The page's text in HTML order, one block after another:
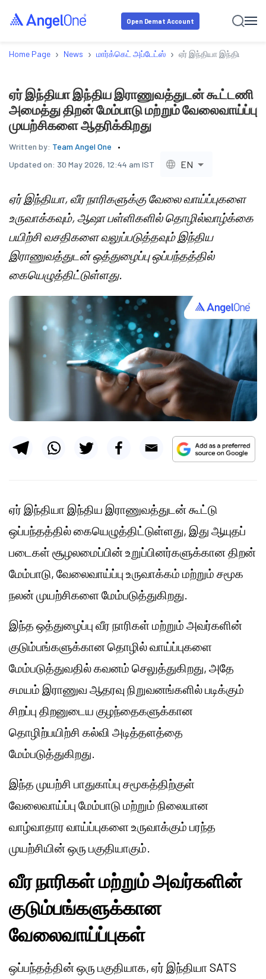
Open Demat Account
Home Page › News › மார்க்கெட் அப்டேட்ஸ் › ஏர் இந்தியா இந்திய
ஏர் இந்தியா இந்திய இராணுவத்துடன் கூட்டணி
அமைத்து திறன் மேம்பாடு மற்றும் வேலைவாய்ப்பு
முயற்சிகளை ஆதரிக்கிறது
Written by: Team Angel One
Updated on: 30 May 2026, 12:44 am IST EN
ஏர் இந்தியா, வீர நாரிகளுக்கு வேலை வாய்ப்புகளை
உருவாக்கவும், ஆஷா பள்ளிகளில் தொழில்வாழ்க்கை
பயிற்சி வசதிகளை வலுப்படுத்தவும் இந்திய
இராணுவத்துடன் ஒத்துழைப்பு ஒப்பந்தத்தில்
கையெழுத்திட்டுள்ளது.
ஏர் இந்தியா இந்திய இராணுவத்துடன் கூட்டு
ஒப்பந்தத்தில் கையெழுத்திட்டுள்ளது, இது ஆயுதப்
படைகள் சூழலமைப்பின் உறுப்பினர்களுக்கான திறன்
மேம்பாடு, வேலைவாய்ப்பு உருவாக்கம் மற்றும் சமூக
நலன் முயற்சிகளை மேம்படுத்துகிறது.
இந்த ஒத்துழைப்பு வீர நாரிகள் மற்றும் அவர்களின்
குடும்பங்களுக்கான தொழில் வாய்ப்புகளை
மேம்படுத்துவதில் கவனம் செலுத்துகிறது, அதே
சமயம் இராணுவ ஆதரவு நிறுவனங்களில் படிக்கும்
சிறப்பு திறனுடைய குழந்தைகளுக்கான
தொழிற்பயிற்சி கல்வி அடித்தளத்தை
மேம்படுத்துகிறது.
இந்த முயற்சி பாதுகாப்பு சமூகத்திற்குள்
வேலைவாய்ப்பு மேம்பாடு மற்றும் நிலையான
வாழ்வாதார வாய்ப்புகளை உருவாக்கும் பரந்த
முயற்சியின் ஒரு பகுதியாகும்.
வீர நாரிகள் மற்றும் அவர்களின்
குடும்பங்களுக்கான
வேலைவாய்ப்புகள்
ஒப்பந்தத்தின் ஒரு பகுதியாக, ஏர் இந்தியா SATS